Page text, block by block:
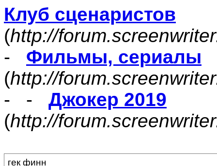
Клуб сценаристов
(http://
- Фильмы, сериалы
(http://
- - Джокер 2019
(http://
гек финн